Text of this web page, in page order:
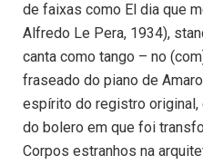
de faixas como El dia que
Alfredo Le Pera, 1934),
canta como tango – no
fraseado do piano de
espírito do registro original,
do bolero em que foi
Corpos estranhos na